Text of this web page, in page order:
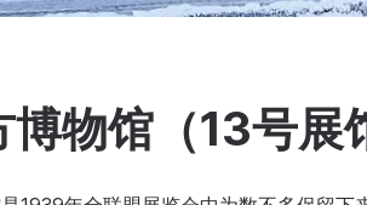
博物馆（13号展